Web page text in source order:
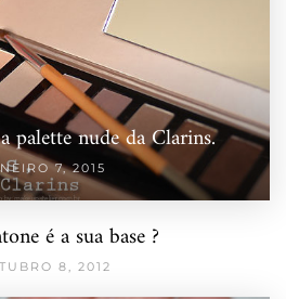
palette nude da Clarins.
7, 2015
é a sua base ?
8, 2012